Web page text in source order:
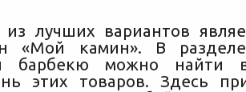
лучших вариантов
«Мой камин». В
барбекю можно найти
этих товаров. Здесь